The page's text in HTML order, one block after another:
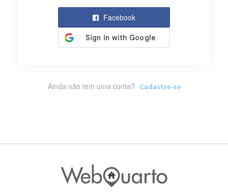
Facebook
Ainda não tem uma conta? Cadastre-se